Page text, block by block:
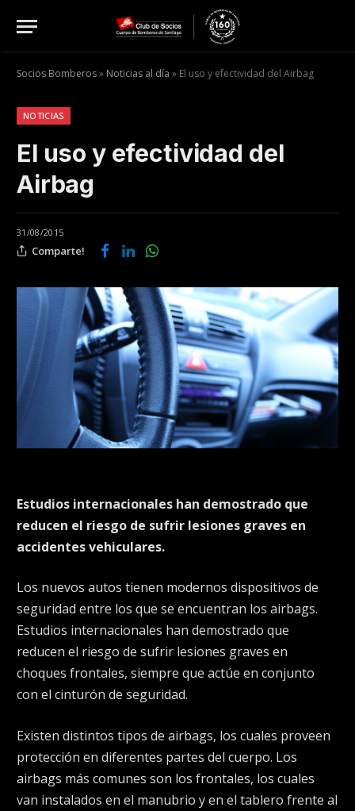
Socios Bomberos» Noticias al día » El uso y efectividad del Airbag
NOTICIAS
El uso y efectividad del
Airbag
31/08/2015
Comparte!
Estudios internacionales han demostrado que
reducen el riesgo de sufrir lesiones graves en
accidentes vehiculares.
Los nuevos autos tienen modernos dispositivos de
seguridad entre los que se encuentran los airbags.
Estudios internacionales han demostrado que
reducen el riesgo de sufrir lesiones graves en
choques frontales, siempre que actúe en conjunto
con el cinturón de seguridad.
Existen distintos tipos de airbags, los cuales proveen
protección en diferentes partes del cuerpo. Los
airbags más comunes son los frontales, los cuales
van instalados en el manubrio y en el tablero frente al